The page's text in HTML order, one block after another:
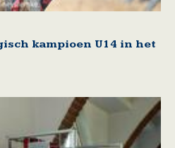
kampioen U14 in het